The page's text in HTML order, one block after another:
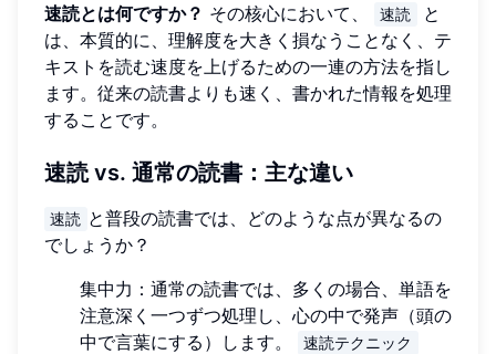
速読とは何ですか？ その核心において、 速読
と
は、本質的に、理解度を大きく損なうことなく、テ
キストを読む速度を上げるための一連の方法を指し
ます。従来の読書よりも速く、書かれた情報を処理
することです。
速読 vs. 通常の読書：主な違い
速読 と普段の読書では、どのような点が異なるの
でしょうか？
集中力：通常の読書では、多くの場合、単語を
注意深く一つずつ処理し、心の中で発声（頭の
中で言葉にする）します。
速読テクニック